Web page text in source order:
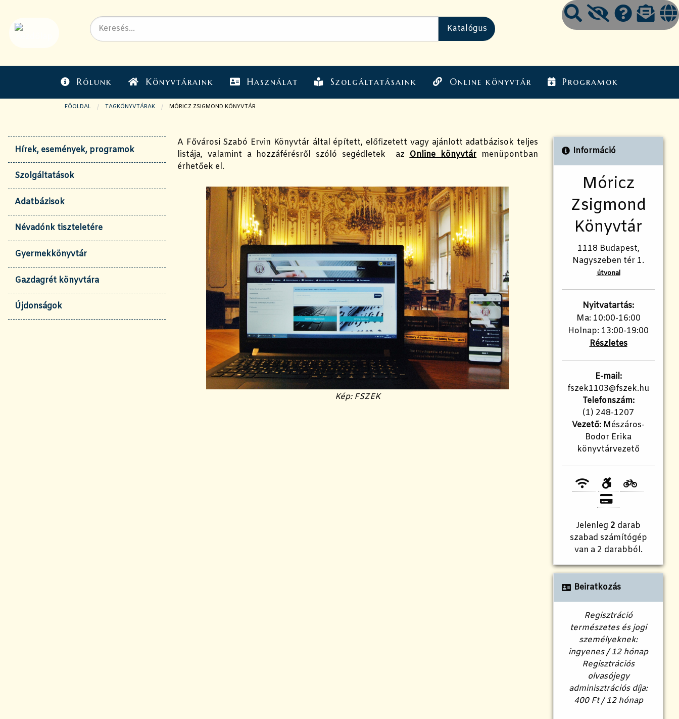
Rólunk Könyvtáraink Használat Szolgáltatásaink Online könyvtár Programok
FŐOLDAL TAGKÖNYVTÁRAK JELENLEGI OLDAL:
MÓRICZ ZSIGMOND KÖNYVTÁR
Hírek, események, programok
Szolgáltatások
Adatbázisok
Névadónk tiszteletére
Gyermekkönyvtár
Gazdagrét könyvtára
Újdonságok
A Fővárosi Szabó Ervin Könyvtár által épített, előfizetett vagy ajánlott adatbázisok teljes
listája, valamint a hozzáférésről szóló segédletek az Online könyvtár menüpontban
érhetőek el.
Kép: FSZEK
Információ
Móricz
Zsigmond
Könyvtár
1118 Budapest,
Nagyszeben tér 1.
útvonal
Nyitvatartás:
Ma: 10:00-16:00
Holnap: 13:00-19:00
Részletes
E-mail:
fszek1103@fszek.hu
Telefonszám:
(1) 248-1207
Vezető: Mészáros-
Bodor Erika
könyvtárvezető
Jelenleg 2 darab
szabad számítógép
van a 2 darabból.
Beiratkozás
Regisztráció
természetes és jogi
személyeknek:
ingyenes / 12 hónap
Regisztrációs
olvasójegy
adminisztrációs díja:
400 Ft / 12 hónap